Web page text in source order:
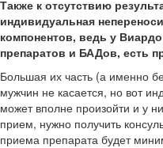
Также к отсутствию
индивидуальная
компонентов, ведь у
препаратов и БАДов, есть
Большая их часть (а именно
мужчин не касается, но вот
может вполне произойти и у
прием, нужно получить
приема препарата будет